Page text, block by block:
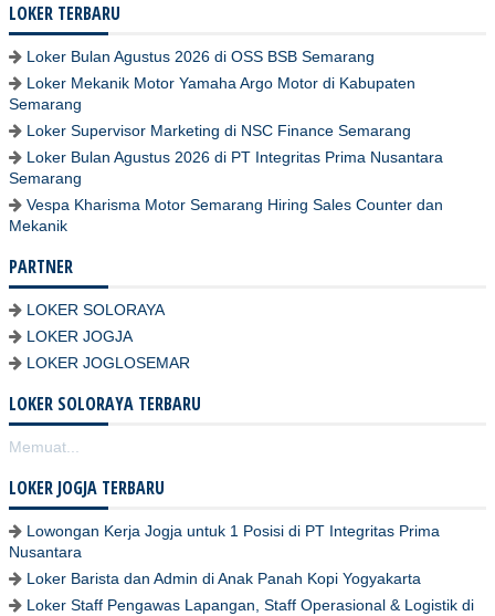
LOKER TERBARU
Loker Bulan Agustus 2026 di OSS BSB Semarang
Loker Mekanik Motor Yamaha Argo Motor di Kabupaten
Semarang
Loker Supervisor Marketing di NSC Finance Semarang
Loker Bulan Agustus 2026 di PT Integritas Prima Nusantara
Semarang
Vespa Kharisma Motor Semarang Hiring Sales Counter dan
Mekanik
PARTNER
LOKER SOLORAYA
LOKER JOGJA
LOKER JOGLOSEMAR
LOKER SOLORAYA TERBARU
Memuat...
LOKER JOGJA TERBARU
Lowongan Kerja Jogja untuk 1 Posisi di PT Integritas Prima
Nusantara
Loker Barista dan Admin di Anak Panah Kopi Yogyakarta
Loker Staff Pengawas Lapangan, Staff Operasional & Logistik di